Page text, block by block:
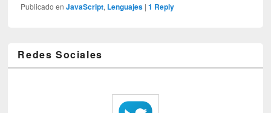
Publicado en JavaScript, Lenguajes |1 Reply
Redes Sociales